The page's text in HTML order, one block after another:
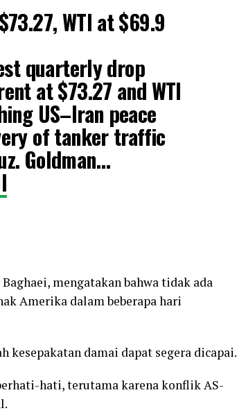
WTI at $69.9
quarterly drop
at $73.27 and WTI
US–Iran peace
of tanker traffic
Goldman…
mengatakan bahwa tidak ada
Amerika dalam beberapa hari
kesepakatan damai dapat segera dicapai.
hati, terutama karena konflik AS-